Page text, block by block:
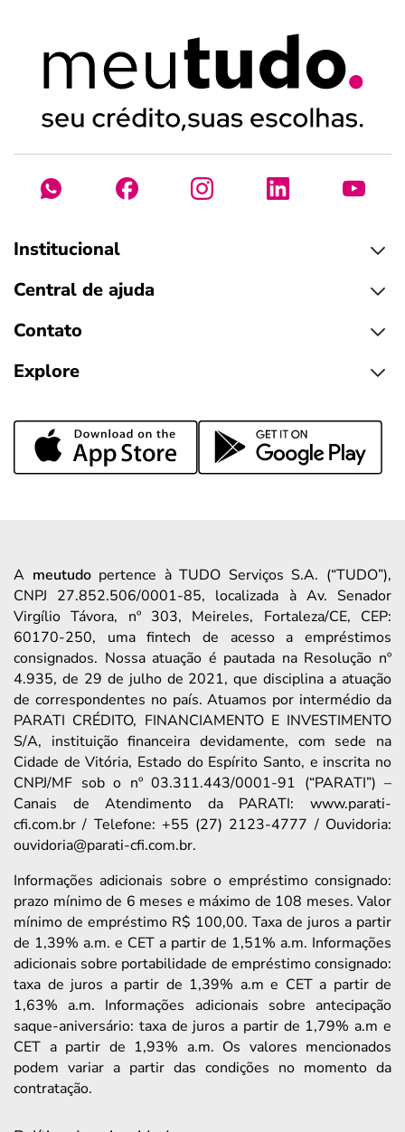
Institucional
Central de ajuda
Contato
Explore
A meutudopertence à TUDO Serviços S.A. (“TUDO”),
CNPJ 27.852.506/0001-85, localizada à Av. Senador
Virgílio Távora, nº 303, Meireles, Fortaleza/CE, CEP:
60170-250, uma fintech de acesso a empréstimos
consignados. Nossa atuação é pautada na Resolução nº
4.935, de 29 de julho de 2021, que disciplina a atuação
de correspondentes no país. Atuamos por intermédio da
PARATI CRÉDITO, FINANCIAMENTO E INVESTIMENTO
S/A, instituição financeira devidamente, com sede na
Cidade de Vitória, Estado do Espírito Santo, e inscrita no
CNPJ/MF sob o nº 03.311.443/0001-91 (“PARATI”) –
Canais de Atendimento da PARATI: www.parati-
cfi.com.br / Telefone: +55 (27) 2123-4777 / Ouvidoria:
ouvidoria@parati-cfi.com.br.
Informações adicionais sobre o empréstimo consignado:
prazo mínimo de 6 meses e máximo de 108 meses. Valor
mínimo de empréstimo R$ 100,00. Taxa de juros a partir
de 1,39% a.m. e CET a partir de 1,51% a.m. Informações
adicionais sobre portabilidade de empréstimo consignado:
taxa de juros a partir de 1,39% a.m e CET a partir de
1,63% a.m. Informações adicionais sobre antecipação
saque-aniversário: taxa de juros a partir de 1,79% a.m e
CET a partir de 1,93% a.m. Os valores mencionados
podem variar a partir das condições no momento da
contratação.